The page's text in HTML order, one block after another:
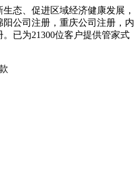
态、促进区域经济健康发展，
公司注册，重庆公司注册，内
已为21300位客户提供管家式